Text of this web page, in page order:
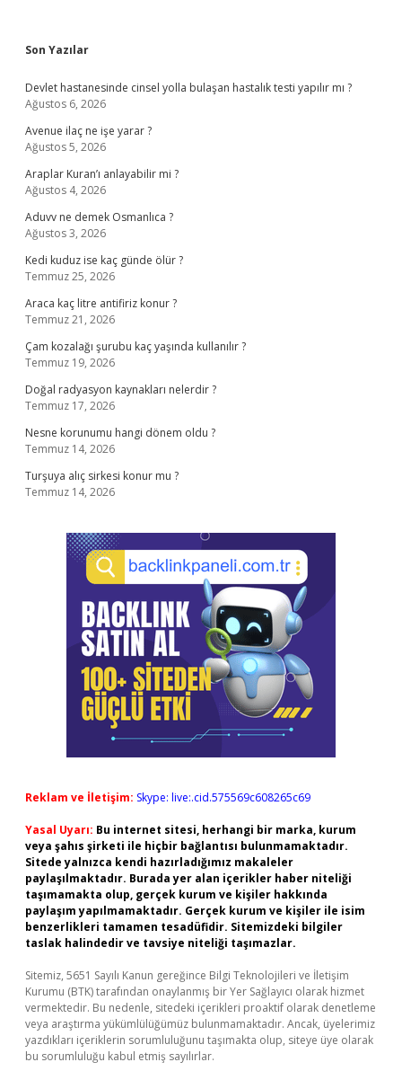
Sidebar
Son Yazılar
Devlet hastanesinde cinsel yolla bulaşan hastalık testi yapılır mı ?
Ağustos 6, 2026
Avenue ilaç ne işe yarar ?
Ağustos 5, 2026
Araplar Kuran’ı anlayabilir mi ?
Ağustos 4, 2026
Aduvv ne demek Osmanlıca ?
Ağustos 3, 2026
Kedi kuduz ise kaç günde ölür ?
Temmuz 25, 2026
Araca kaç litre antifiriz konur ?
Temmuz 21, 2026
Çam kozalağı şurubu kaç yaşında kullanılır ?
Temmuz 19, 2026
Doğal radyasyon kaynakları nelerdir ?
Temmuz 17, 2026
Nesne korunumu hangi dönem oldu ?
Temmuz 14, 2026
Turşuya alıç sirkesi konur mu ?
Temmuz 14, 2026
Reklam ve İletişim: Skype: live:.cid.575569c608265c69
Yasal Uyarı: Bu internet sitesi, herhangi bir marka, kurum
veya şahıs şirketi ile hiçbir bağlantısı bulunmamaktadır.
Sitede yalnızca kendi hazırladığımız makaleler
paylaşılmaktadır. Burada yer alan içerikler haber niteliği
taşımamakta olup, gerçek kurum ve kişiler hakkında
paylaşım yapılmamaktadır. Gerçek kurum ve kişiler ile isim
benzerlikleri tamamen tesadüfidir. Sitemizdeki bilgiler
taslak halindedir ve tavsiye niteliği taşımazlar.
Sitemiz, 5651 Sayılı Kanun gereğince Bilgi Teknolojileri ve İletişim
Kurumu (BTK) tarafından onaylanmış bir Yer Sağlayıcı olarak hizmet
vermektedir. Bu nedenle, sitedeki içerikleri proaktif olarak denetleme
veya araştırma yükümlülüğümüz bulunmamaktadır. Ancak, üyelerimiz
yazdıkları içeriklerin sorumluluğunu taşımakta olup, siteye üye olarak
bu sorumluluğu kabul etmiş sayılırlar.